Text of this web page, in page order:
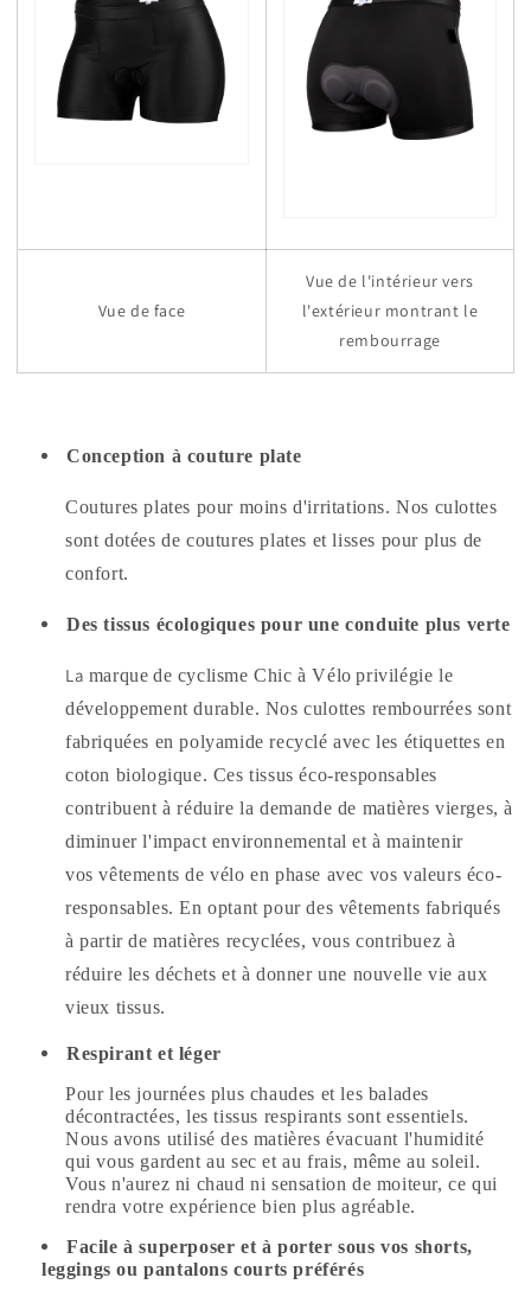
Vue de face
Vue de l'intérieur vers
l'extérieur montrant le
rembourrage
Conception à couture plate
Coutures plates pour moins d'irritations. Nos culottes
sont dotées de coutures plates et lisses pour plus de
confort.
Des tissus écologiques pour une conduite plus verte
La marque de cyclisme Chic à Vélo privilégie le
développement durable. Nos culottes rembourrées sont
fabriquées en polyamide recyclé avec les étiquettes en
coton biologique. Ces tissus éco-responsables
contribuent à réduire la demande de matières vierges, à
diminuer l'impact environnemental et à maintenir
vos vêtements de vélo en phase avec vos valeurs éco-
responsables. En optant pour des vêtements fabriqués
à partir de matières recyclées, vous contribuez à
réduire les déchets et à donner une nouvelle vie aux
vieux tissus.
Respirant et léger
Pour les journées plus chaudes et les balades
décontractées, les tissus respirants sont essentiels.
Nous avons utilisé des matières évacuant l'humidité
qui vous gardent au sec et au frais, même au soleil.
Vous n'aurez ni chaud ni sensation de moiteur, ce qui
rendra votre expérience bien plus agréable.
Facile à superposer et à porter sous vos shorts,
leggings ou pantalons courts préférés